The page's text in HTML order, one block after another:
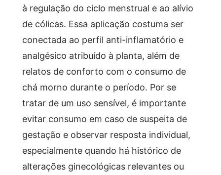
à regulação do ciclo menstrual e ao alívio
de cólicas. Essa aplicação costuma ser
conectada ao perfil anti-inflamatório e
analgésico atribuído à planta, além de
relatos de conforto com o consumo de
chá morno durante o período. Por se
tratar de um uso sensível, é importante
evitar consumo em caso de suspeita de
gestação e observar resposta individual,
especialmente quando há histórico de
alterações ginecológicas relevantes ou